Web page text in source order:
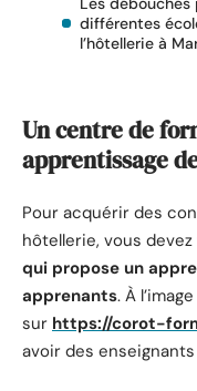
différentes
l’hôtellerie à
Un centre de
apprentissage
Pour acquérir des
hôtellerie, vous devez
qui propose un
apprenants. À
sur https://corot-
avoir des